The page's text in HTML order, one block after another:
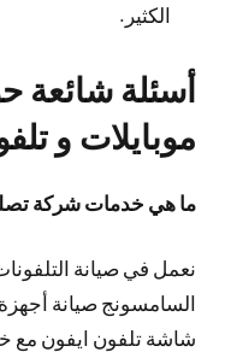
الكثير.
أسئلة شائعة
موبايلات و
ما هي خدمات شركة
نعمل في صيانة
السامسونج صيانة
شاشة تلفون ايفون مع